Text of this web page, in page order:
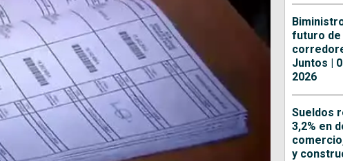
futuro de
Juntos |
2026
Sueldos
3,2% en
y